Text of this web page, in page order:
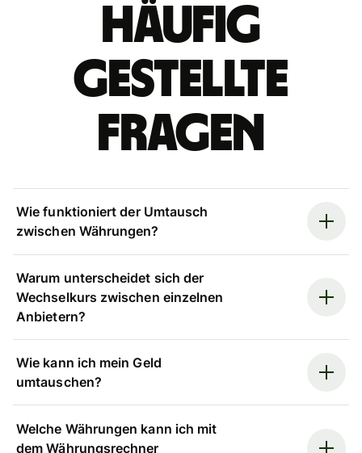
Häufig
gestellte
Fragen
Wie funktioniert der Umtausch
zwischen Währungen?
Warum unterscheidet sich der
Wechselkurs zwischen einzelnen
Anbietern?
Wie kann ich mein Geld
umtauschen?
Welche Währungen kann ich mit
dem Währungsrechner